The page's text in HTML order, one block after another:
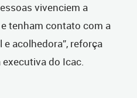
vivenciem a
tenham contato com a
acolhedora”, reforça
do Icac.